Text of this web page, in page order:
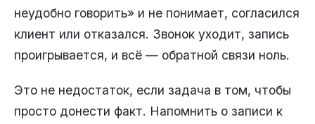
неудобно говорить» и не понимает, согласился
клиент или отказался. Звонок уходит, запись
проигрывается, и всё — обратной связи ноль.
Это не недостаток, если задача в том, чтобы
просто донести факт. Напомнить о записи к